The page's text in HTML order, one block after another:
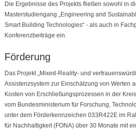
Die Ergebnisse des Projekts fließen sowohl in
Masterstudiengang „Engineering and
Smart Building Technologies“ - als auch in
Konferenzbeiträge ein.
Förderung
Das Projekt „Mixed-Reality- und
Assistenzsystem zur Einschätzung von Werten
Kosten von Erschließungsprozessen in der
vom Bundesministerium für Forschung,
unter dem Förderkennzeichen 033R422E im
für Nachhaltigkeit (FONA) über 30 Monate mit